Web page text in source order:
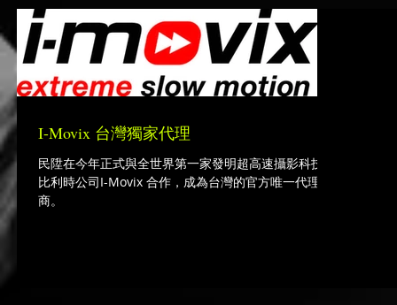
I-Movix 台灣獨家代理
民陞在今年正式與全世界第一家發明超高速攝影科技的
比利時公司I-Movix 合作，成為台灣的官方唯一代理
商。